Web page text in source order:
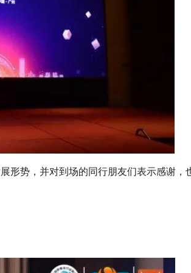
形势，并对到场的同行朋友们表示感谢，